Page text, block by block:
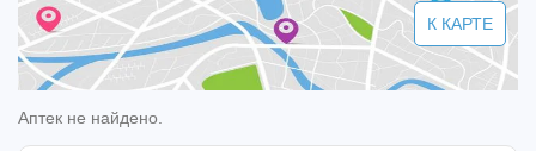
К КАРТЕ
Аптек не найдено.